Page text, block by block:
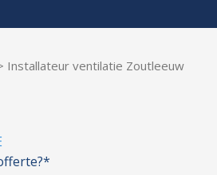
Installateur ventilatie Zoutleeuw